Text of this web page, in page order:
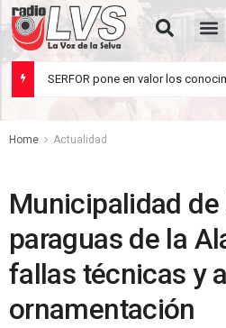
Rua de Letrades agosto 5, 2026
Home Actualidad
Municipalidad
paraguas de la
fallas técnicas y
ornamentación